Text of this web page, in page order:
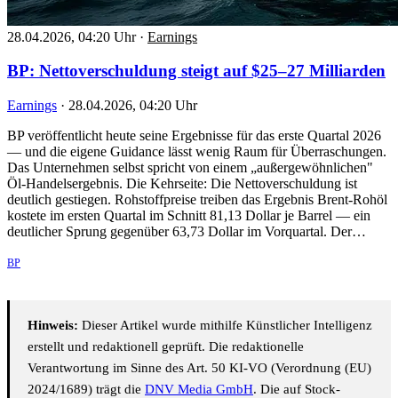
28.04.2026, 04:20 Uhr · Earnings
BP: Nettoverschuldung steigt auf $25–27 Milliarden
Earnings · 28.04.2026, 04:20 Uhr
BP veröffentlicht heute seine Ergebnisse für das erste Quartal 2026
— und die eigene Guidance lässt wenig Raum für Überraschungen.
Das Unternehmen selbst spricht von einem „außergewöhnlichen"
Öl-Handelsergebnis. Die Kehrseite: Die Nettoverschuldung ist
deutlich gestiegen. Rohstoffpreise treiben das Ergebnis Brent-Rohöl
kostete im ersten Quartal im Schnitt 81,13 Dollar je Barrel — ein
deutlicher Sprung gegenüber 63,73 Dollar im Vorquartal. Der…
BP
Hinweis: Dieser Artikel wurde mithilfe Künstlicher Intelligenz
erstellt und redaktionell geprüft. Die redaktionelle
Verantwortung im Sinne des Art. 50 KI-VO (Verordnung (EU)
2024/1689) trägt die DNV Media GmbH. Die auf Stock-